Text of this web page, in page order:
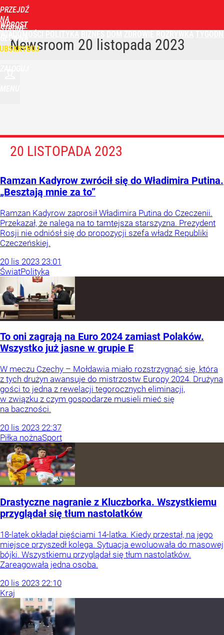
PRZEJDŹ
NA
STRONĘ
GŁÓWNĄ
WPROST
Newsroom 20 listopada 2023
20 LISTOPADA 2023
Ramzan Kadyrow zwrócił się do Władimira Putina.
„Besztają mnie za to”
Ramzan Kadyrow zaprosił Władimira Putina do Czeczenii.
Przekazał, że nalega na to tamtejsza starszyzna. Prezydent
Rosji nie odniósł się do propozycji szefa władz Republiki
Czeczeńskiej.
20 lis 2023 23:01
ŚwiatPolityka
To oni zagrają na Euro 2024 zamiast Polaków.
Wszystko już jasne w grupie E
W meczu Czechy – Mołdawia miało rozstrzygnąć się, która
z tych drużyn awansuje do mistrzostw Europy 2024. Drużyna
gości to jedna z rewelacji tegorocznych eliminacji,
w związku z czym gospodarze musieli mieć się
na baczności.
20 lis 2023 22:37
Piłka nożnaSport
Drastyczne nagranie z Kluczborka. Wszystkiemu
przyglądał się tłum nastolatków
18-latek okładał pięściami 14-latka. Kiedy przestał, na jego
miejsce przyszedł kolega. Sytuacja ewoluowała do masowej
bójki. Wszystkiemu przyglądał się tłum nastolatków.
Zareagowała jedna osoba.
20 lis 2023 22:10
Kraj